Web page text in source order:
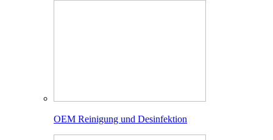
OEM Reinigung und Desinfektion